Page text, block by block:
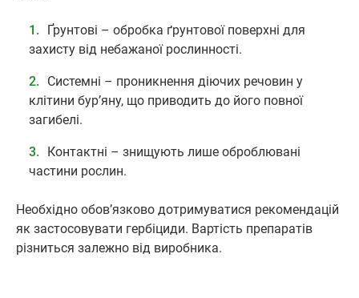
Ґрунтові – обробка ґрунтової поверхні для
захисту від небажаної рослинності.
Системні – проникнення діючих речовин у
клітини бур’яну, що приводить до його повної
загибелі.
Контактні – знищують лише оброблювані
частини рослин.
Необхідно обов’язково дотримуватися рекомендацій
як застосовувати гербіциди. Вартість препаратів
різниться залежно від виробника.